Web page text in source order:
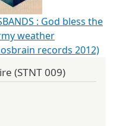
: God bless the
weather
records 2012)
(STNT 009)